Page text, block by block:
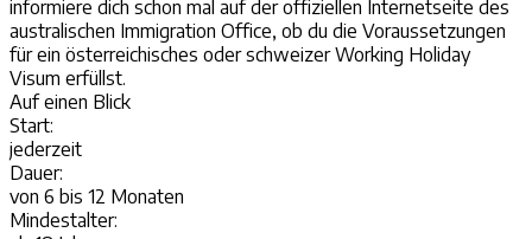
informiere dich schon mal auf der offiziellen Internetseite des
australischen Immigration Office, ob du die Voraussetzungen
für ein österreichisches oder schweizer Working Holiday
Visum erfüllst.
Auf einen Blick
Start:
jederzeit
Dauer:
von 6 bis 12 Monaten
Mindestalter: